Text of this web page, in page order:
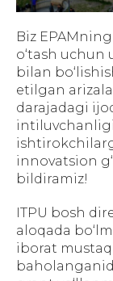
Biz
o‘tash
bilan
etilgan
darajadagi
innovatsion
bildiramiz!
ITPU bosh
aloqada
iborat